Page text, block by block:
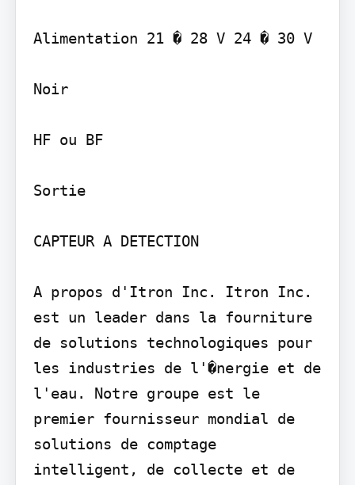
Alimentation 21 � 28 V 24 � 30 V
Noir
HF ou BF
Sortie
CAPTEUR A DETECTION
A propos d'Itron Inc. Itron Inc.
est un leader dans la fourniture
de solutions technologiques pour
les industries de l'�nergie et de
l'eau. Notre groupe est le
premier fournisseur mondial de
solutions de comptage
intelligent, de collecte et de